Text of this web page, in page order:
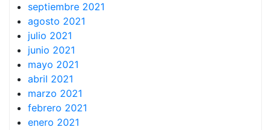
septiembre 2021
agosto 2021
julio 2021
junio 2021
mayo 2021
abril 2021
marzo 2021
febrero 2021
enero 2021